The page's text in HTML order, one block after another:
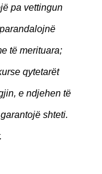
pa vettingun
të merituara;
qytetarët
e ndjehen të
shteti.